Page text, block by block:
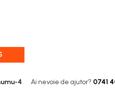
4 Ai nevoie de ajutor? 0741